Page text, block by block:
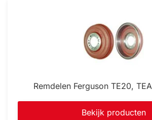
Remdelen Ferguson TE20,
Bekijk producten